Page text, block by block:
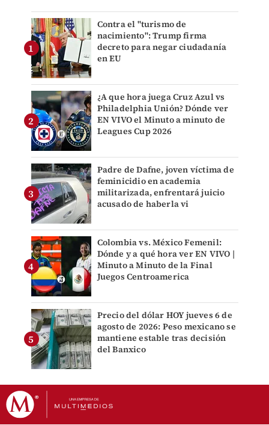
Contra el "turismo de
nacimiento": Trump firma
decreto para negar ciudadanía
en EU
¿A que hora juega Cruz Azul vs
Philadelphia Unión? Dónde ver
EN VIVO el Minuto a minuto de
Leagues Cup 2026
Padre de Dafne, joven víctima de
feminicidio en academia
militarizada, enfrentará juicio
acusado de haberla vi
Colombia vs. México Femenil:
Dónde y a qué hora ver EN VIVO |
Minuto a Minuto de la Final
Juegos Centroamerica
Precio del dólar HOY jueves 6 de
agosto de 2026: Peso mexicano se
mantiene estable tras decisión
del Banxico